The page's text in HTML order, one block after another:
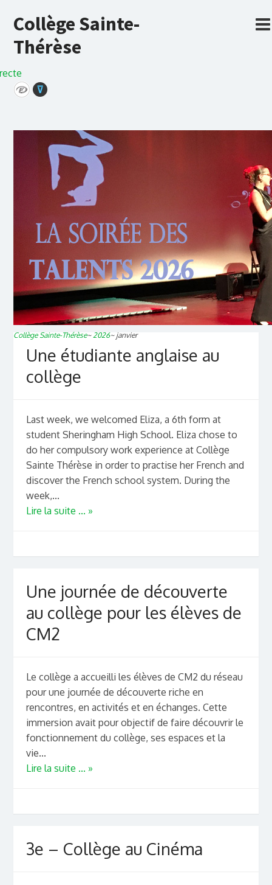
Collège Sainte-
Thérèse
⊽
Collège Sainte-Thérèse~ 2026~ janvier
Une étudiante anglaise au
collège
Last week, we welcomed Eliza, a 6th form at
student Sheringham High School. Eliza chose to
do her compulsory work experience at Collège
Sainte Thérèse in order to practise her French and
discover the French school system. During the
week,...
Lire la suite ... »
Une journée de découverte
au collège pour les élèves de
CM2
Le collège a accueilli les élèves de CM2 du réseau
pour une journée de découverte riche en
rencontres, en activités et en échanges. Cette
immersion avait pour objectif de faire découvrir le
fonctionnement du collège, ses espaces et la
vie...
Lire la suite ... »
3e – Collège au Cinéma